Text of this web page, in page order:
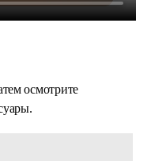
осмотрите